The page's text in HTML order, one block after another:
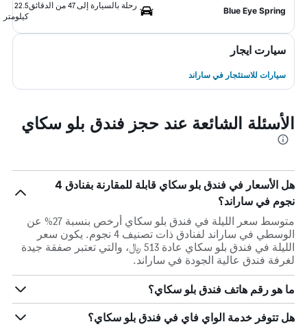
Blue Eye Spring
رحلة بالسيارة إلى 47 من الدقائق
22.5
كيلومتر
سيارت ايجار
سيارات للاستئجار في ساراند
الأسئلة الشائعة عند حجز فندق بلو سكاي
هل الأسعار في فندق بلو سكاي قابلة للمقارنة بفنادق 4
نجوم في ساراند؟
متوسط سعر الليلة في فندق بلو سكاي أرخص بنسبة 27% عن
الوسطي في ساراند لفنادق ذات تصنيف 4 نجوم. يكون سعر
الليلة في فندق بلو سكاي عادة 513 ﷼، والتي تعتبر صفقة جيدة
لغرفة فندق عالية الجودة في ساراند.
ما هو رقم هاتف فندق بلو سكاي؟
هل تتوفر خدمة الواي فاي في فندق بلو سكاي؟